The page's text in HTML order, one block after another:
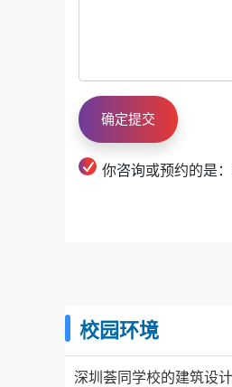
你咨询或预约的是
校园环境
深圳荟同学校的建筑设